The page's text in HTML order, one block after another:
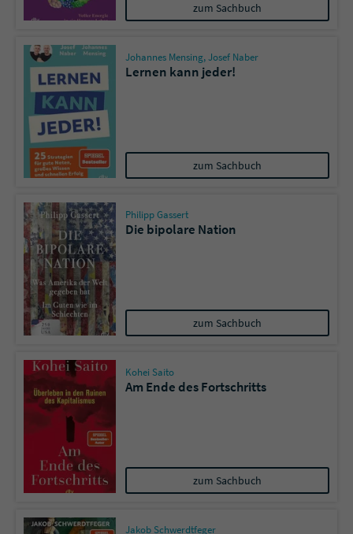
zum Sachbuch
Johannes Mensing,Josef Naber
Lernen kann jeder!
zum Sachbuch
Philipp Gassert
Die bipolare Nation
zum Sachbuch
Kohei Saito
Am Ende des Fortschritts
zum Sachbuch
Jakob Schwerdtfeger